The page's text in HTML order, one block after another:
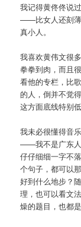
我记得黄佟佟说
——比女人还刻薄
真小人。
我喜欢黄伟文很
拳拳到肉，而且
看他的专栏，比
的人，倒并不觉
这方面底线特别低
我未必很懂得音
——我不是广东人
仔仔细细一字不
个句子，都可以
好到什么地步？
理，也可以看文
燥的题目，也都